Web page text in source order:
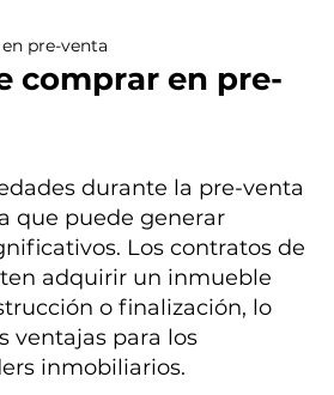
pre-venta
comprar en pre-
durante la pre-venta
que puede generar
Los contratos de
adquirir un inmueble
o finalización, lo
ventajas para los
inmobiliarios.